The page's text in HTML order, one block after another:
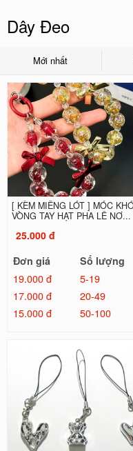
Dây Đeo
Mới nhất
[ KÈM MIẾNG LÓT ] MÓC
VÒNG TAY HẠT PHA LÊ NƠ...
25.000 đ
Đơn giá
Số lượng
19.000 đ
5-19
17.000 đ
20-49
15.000 đ
50-100